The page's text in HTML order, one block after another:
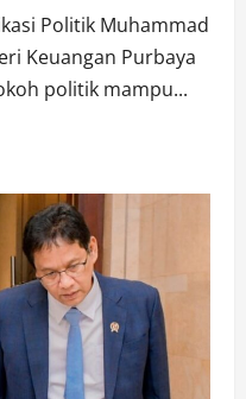
Politik Muhammad
Keuangan Purbaya
politik mampu...